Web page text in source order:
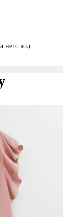
него код